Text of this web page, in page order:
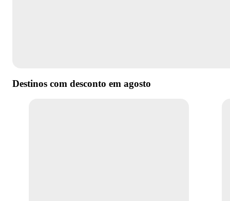
Destinos com desconto em agosto